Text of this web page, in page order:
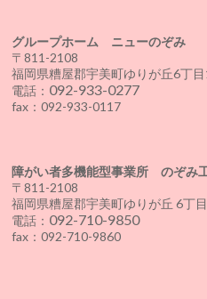
グループホーム ニューのぞみ
〒811-2108
福岡県糟屋郡宇美町ゆりが丘6丁
電話： 092-933-0277
fax：092-933-0117
障がい者多機能型事業所 のぞみ
〒811-2108
福岡県糟屋郡宇美町ゆりが丘 6丁
電話： 092-710-9850
fax：092-710-9860